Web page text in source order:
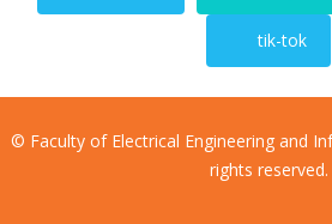
tik-tok
© Faculty of Electrical Engineering and
rights reserved.